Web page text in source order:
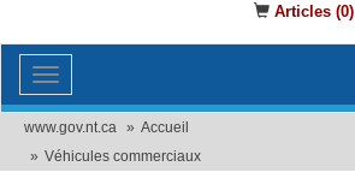
Articles (0)
Toggle
navigation
www.gov.nt.ca
Accueil
Véhicules commerciaux